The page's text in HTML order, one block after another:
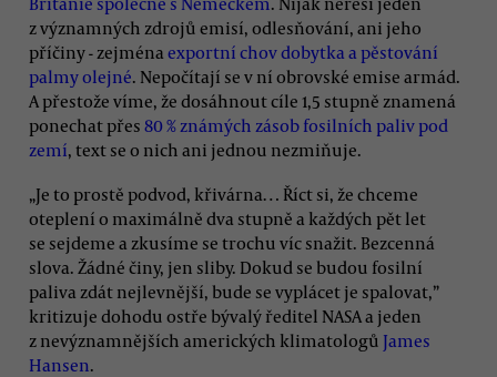
z významných zdrojů emisí, odlesňování, ani jeho
příčiny - zejména exportní chov dobytka a pěstování
palmy olejné. Nepočítají se v ní obrovské emise armád.
A přestože víme, že dosáhnout cíle 1,5 stupně znamená
ponechat přes 80 % známých zásob fosilních paliv pod
zemí, text se o nich ani jednou nezmiňuje.
„Je to prostě podvod, křivárna… Říct si, že chceme
oteplení o maximálně dva stupně a každých pět let
se sejdeme a zkusíme se trochu víc snažit. Bezcenná
slova. Žádné činy, jen sliby. Dokud se budou fosilní
paliva zdát nejlevnější, bude se vyplácet je spalovat,”
kritizuje dohodu ostře bývalý ředitel NASA a jeden
z nevýznamnějších amerických klimatologů James
Hansen.